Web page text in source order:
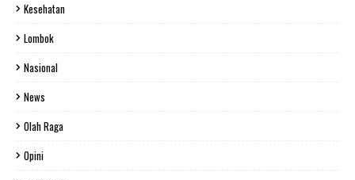
Kesehatan
Lombok
Nasional
News
Olah Raga
Opini